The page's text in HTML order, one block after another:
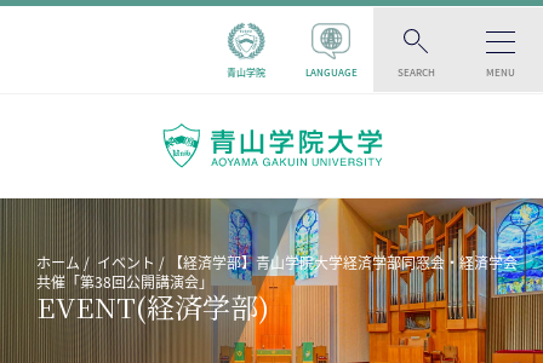
青山学院 LANGUAGE SEARCH MENU
ホーム イベント
【経済学部】青山学院大学経済学部同窓会・経済学会
共催「第38回公開講演会」
EVENT(経済学部)